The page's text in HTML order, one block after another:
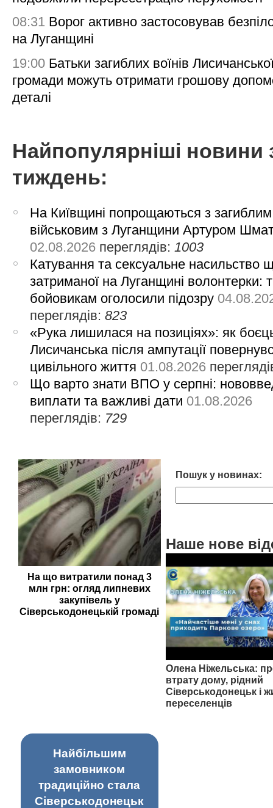
08:31 Ворог активно застосовував
на Луганщині
19:00 Батьки загиблих воїнів
громади можуть отримати грошову
деталі
Найпопулярніші новини
тиждень:
На Київщині попрощаються з загиблим
військовим з Луганщини Артуром
02.08.2026 переглядів: 1003
Катування та сексуальне насильство
затриманої на Луганщині волонтерки:
бойовикам оголосили підозру
переглядів:823
«Рука лишилася на позиціях»: як
Лисичанська після ампутації
цивільного життя 01.08.2026
Що варто знати ВПО у серпні:
виплати та важливі дати 01.08.2026
переглядів: 729
На що витратили понад 3
млн грн: огляд липневих
закупівель у
Сіверськодонецькій громаді
Пошук у новинах:
Наше нове
Олена Ніжельська:
втрату дому, рідний
Сіверськодонецьк і
переселенців
Найбільшим
замовником
традиційно стала
Сіверськодонецьк